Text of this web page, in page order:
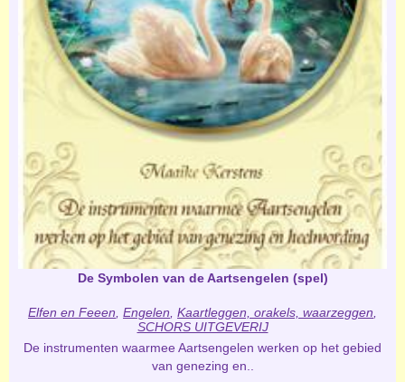
De Symbolen van de Aartsengelen (spel)
Elfen en Feeen Engelen Kaartleggen, orakels, waarzeggen
SCHORS UITGEVERIJ
De instrumenten waarmee Aartsengelen werken op het gebied
van genezing en..